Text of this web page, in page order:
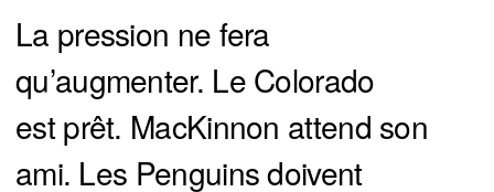
La pression ne fera
qu’augmenter. Le Colorado
est prêt. MacKinnon attend son
ami. Les Penguins doivent